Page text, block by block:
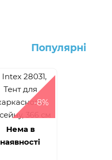
Популярнi
-8%
Нема в
наявності